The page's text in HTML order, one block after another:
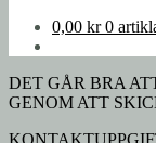
0,00 kr 0
DET GÅR BRA
GENOM ATT